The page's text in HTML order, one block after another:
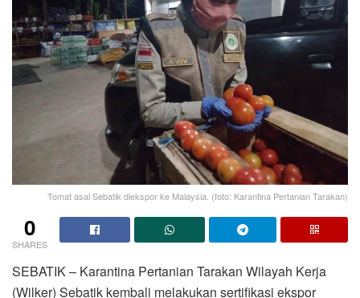
Tomat asal Sebatik diekspor ke Malaysia. (foto: Karantina Pertanian Tarakan)
0
SHARES
SEBATIK – Karantina Pertanian Tarakan Wilayah Kerja
(Wilker) Sebatik kembali melakukan sertifikasi ekspor